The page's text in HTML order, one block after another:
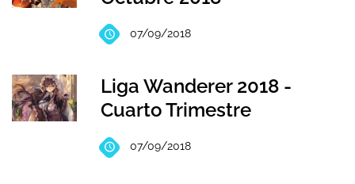
07/09/2018
Liga Wanderer 2018 -
Cuarto Trimestre
07/09/2018